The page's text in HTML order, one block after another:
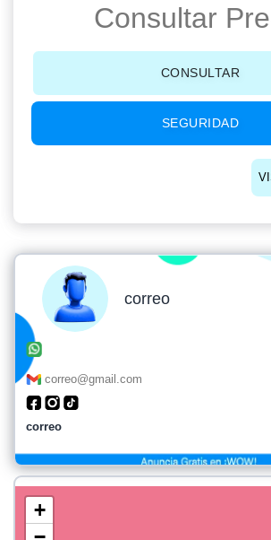
Consultar
CONSULTAR
SEGURIDAD
correo
correo@gmail.com
correo
+